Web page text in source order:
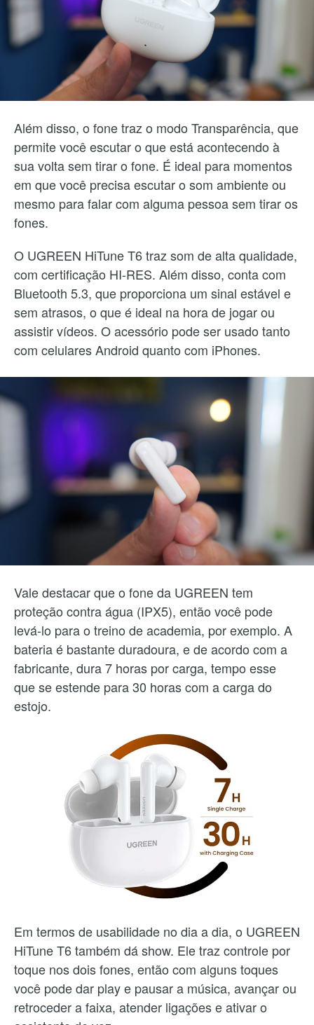
Além disso, o fone traz o modo Transparência, que
permite você escutar o que está acontecendo à
sua volta sem tirar o fone. É ideal para momentos
em que você precisa escutar o som ambiente ou
mesmo para falar com alguma pessoa sem tirar os
fones.
O UGREEN HiTune T6 traz som de alta qualidade,
com certificação HI-RES. Além disso, conta com
Bluetooth 5.3, que proporciona um sinal estável e
sem atrasos, o que é ideal na hora de jogar ou
assistir vídeos. O acessório pode ser usado tanto
com celulares Android quanto com iPhones.
Vale destacar que o fone da UGREEN tem
proteção contra água (IPX5), então você pode
levá-lo para o treino de academia, por exemplo. A
bateria é bastante duradoura, e de acordo com a
fabricante, dura 7 horas por carga, tempo esse
que se estende para 30 horas com a carga do
estojo.
Em termos de usabilidade no dia a dia, o UGREEN
HiTune T6 também dá show. Ele traz controle por
toque nos dois fones, então com alguns toques
você pode dar play e pausar a música, avançar ou
retroceder a faixa, atender ligações e ativar o